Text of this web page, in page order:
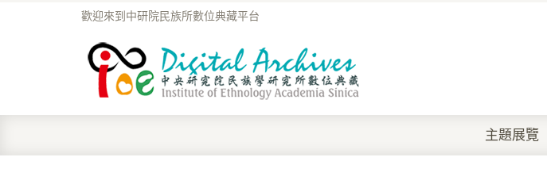
歡迎來到中研院民族所數位典藏平台
主題展覽